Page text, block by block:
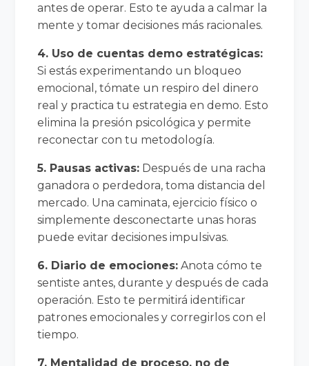
antes de operar. Esto te ayuda a calmar la
mente y tomar decisiones más racionales.
4. Uso de cuentas demo estratégicas:
Si estás experimentando un bloqueo
emocional, tómate un respiro del dinero
real y practica tu estrategia en demo. Esto
elimina la presión psicológica y permite
reconectar con tu metodología.
5. Pausas activas: Después de una racha
ganadora o perdedora, toma distancia del
mercado. Una caminata, ejercicio físico o
simplemente desconectarte unas horas
puede evitar decisiones impulsivas.
6. Diario de emociones: Anota cómo te
sentiste antes, durante y después de cada
operación. Esto te permitirá identificar
patrones emocionales y corregirlos con el
tiempo.
7. Mentalidad de proceso, no de